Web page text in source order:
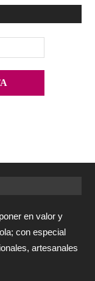
en valor y
con especial
artesanales